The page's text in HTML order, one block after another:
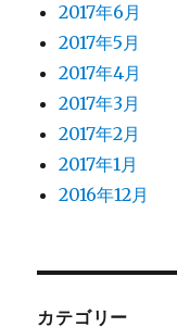
2017年6月
2017年5月
2017年4月
2017年3月
2017年2月
2017年1月
2016年12月
カテゴリー